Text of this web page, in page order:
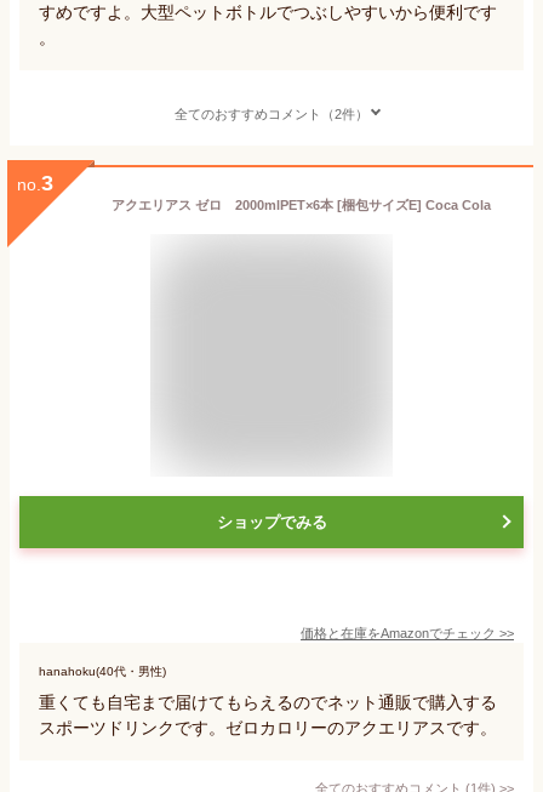
すめですよ。大型ペットボトルでつぶしやすいから便利です
。
全てのおすすめコメント（2件）
no. 3
アクエリアス ゼロ 2000mlPET×6本 [梱包サイズE] Coca Cola
ショップでみる
価格と在庫をAmazonでチェック >>
hanahoku(40代・男性)
重くても自宅まで届けてもらえるのでネット通販で購入する
スポーツドリンクです。ゼロカロリーのアクエリアスです。
全てのおすすめコメント (1件) >